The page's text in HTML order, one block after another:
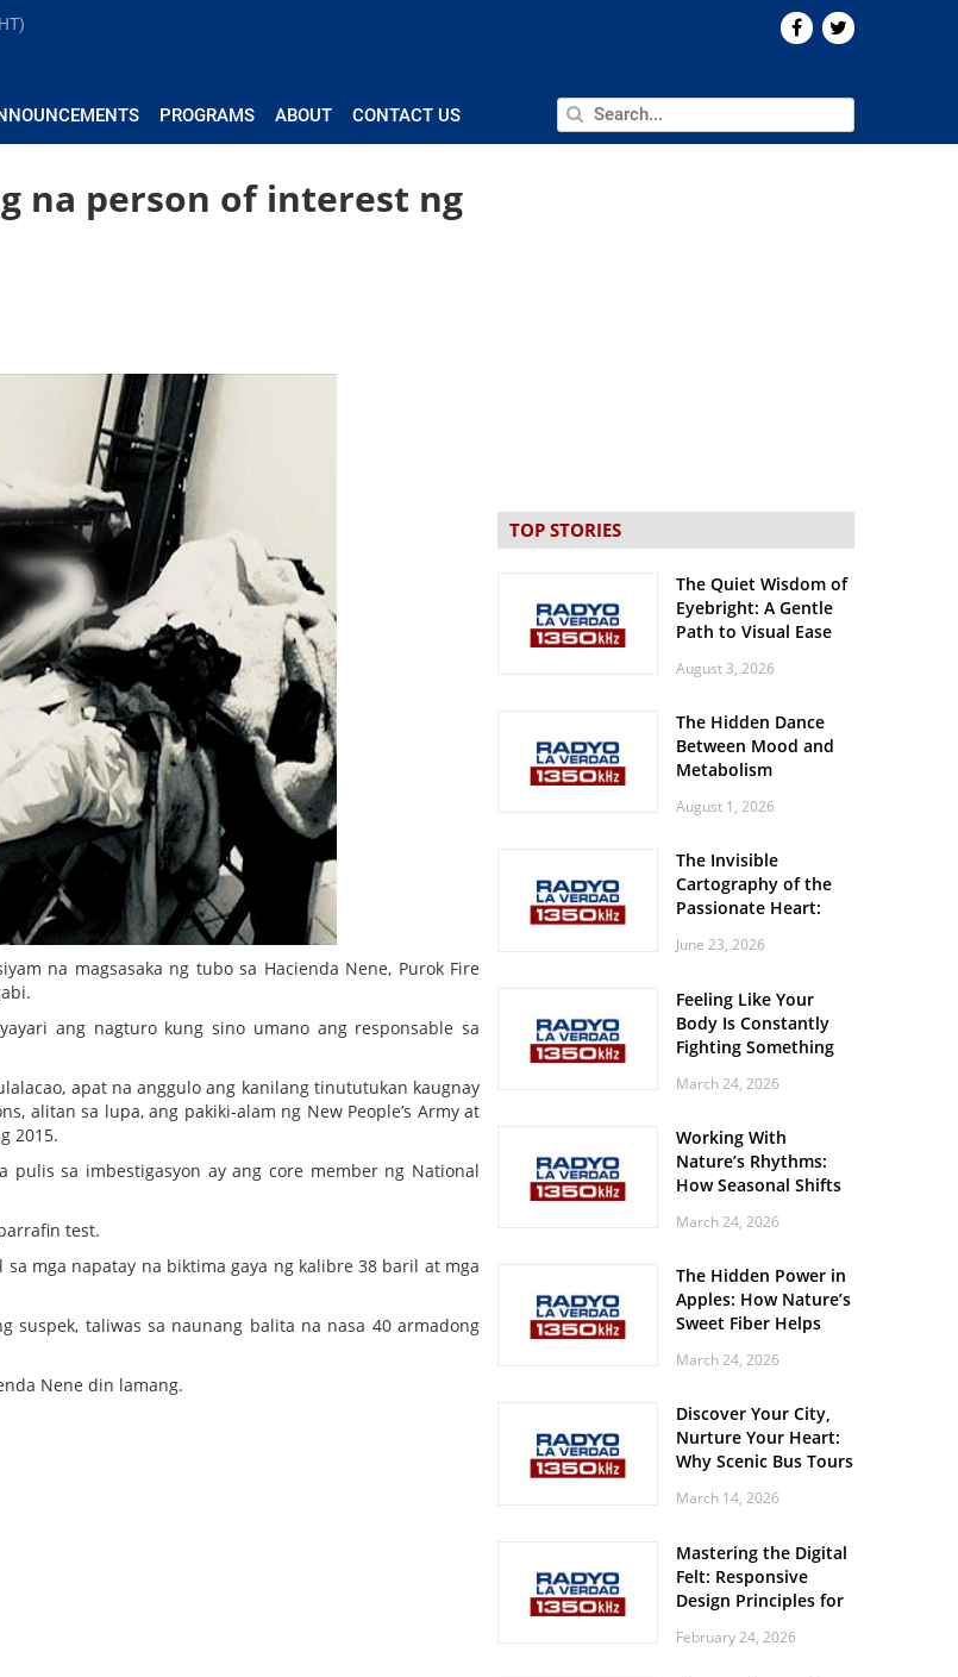
PROGRAMS ABOUT CONTACT US
na person of interest ng
na magsasaka ng tubo sa Hacienda Nene, Purok Fire
ang nagturo kung sino umano ang responsable sa
apat na anggulo ang kanilang tinututukan kaugnay
alitan sa lupa, ang pakiki-alam ng New People’s Army at
2015.
sa imbestigasyon ay ang core member ng National
test.
mga napatay na biktima gaya ng kalibre 38 baril at mga
suspek, taliwas sa naunang balita na nasa 40 armadong
Nene din lamang.
TOP STORIES
The Quiet Wisdom of
Eyebright: A Gentle
Path to Visual Ease
August 3, 2026
The Hidden Dance
Between Mood and
Metabolism
August 1, 2026
The Invisible
Cartography of the
Passionate Heart:
Spatial Solitude in
Roaring Stadiums
June 23, 2026
Feeling Like Your
Body Is Constantly
Fighting Something
Body Might Be
March 24, 2026
Working With
Nature’s Rhythms:
How Seasonal Shifts
and Vitality
March 24, 2026
The Hidden Power in
Apples: How Nature’s
Sweet Fiber Helps
Steady and Smooth
March 24, 2026
Discover Your City,
Nurture Your Heart:
Why Scenic Bus Tours
Practice
March 14, 2026
Mastering the Digital
Felt: Responsive
Design Principles for
February 24, 2026